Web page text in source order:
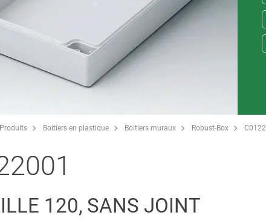
Produits Boitiers en plastique Boitiers muraux Robust-Box
120, SANS JOINT